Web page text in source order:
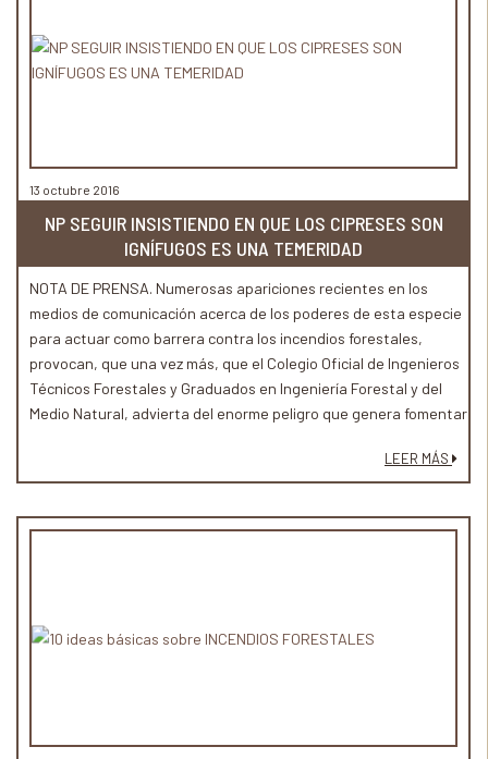
13 octubre 2016
NP SEGUIR INSISTIENDO EN QUE LOS CIPRESES SON
IGNÍFUGOS ES UNA TEMERIDAD
NOTA DE PRENSA. Numerosas apariciones recientes en los
medios de comunicación acerca de los poderes de esta especie
para actuar como barrera contra los incendios forestales,
provocan, que una vez más, que el Colegio Oficial de Ingenieros
Técnicos Forestales y Graduados en Ingeniería Forestal y del
Medio Natural, advierta del enorme peligro que genera fomentar
cuestiones de seguridad pública y emergencias debe ser
tratado con mucha cautela. Especialmente cuando dichas
afirmaciones pueden poner en peligro la seguridad y la vida de
LEER MÁS